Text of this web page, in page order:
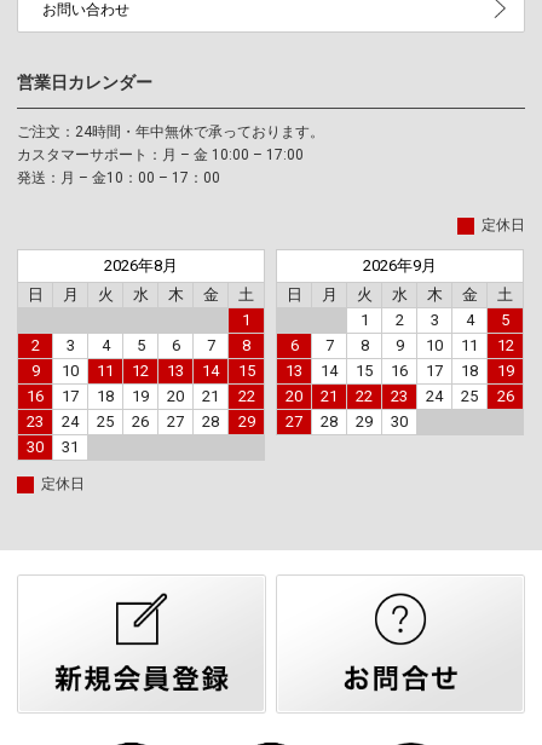
お問い合わせ
営業日カレンダー
ご注文：24時間・年中無休で承っております。
カスタマーサポート：月 – 金 10:00 – 17:00
発送：月 – 金10：00 – 17：00
定休日
2026年8月
日
月 火 水 木 金
土
1
2
3 4 5 6 7
8
9
10 11 12 13 14
15
16
17 18 19 20 21
22
23
24 25 26 27 28
29
30
31
2026年9月
日
月 火 水 木 金
土
1
2 3 4
5
6
7 8 9 10 11
12
13
14 15 16 17 18
19
20
21 22 23 24 25
26
27
28 29 30
定休日